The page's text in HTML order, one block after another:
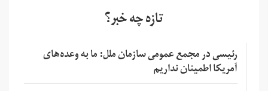
تازه چه خبر؟
رئیسی در مجمع عمومی سازمان ملل: ما به وعده‌های
آمریکا اطمینان نداریم